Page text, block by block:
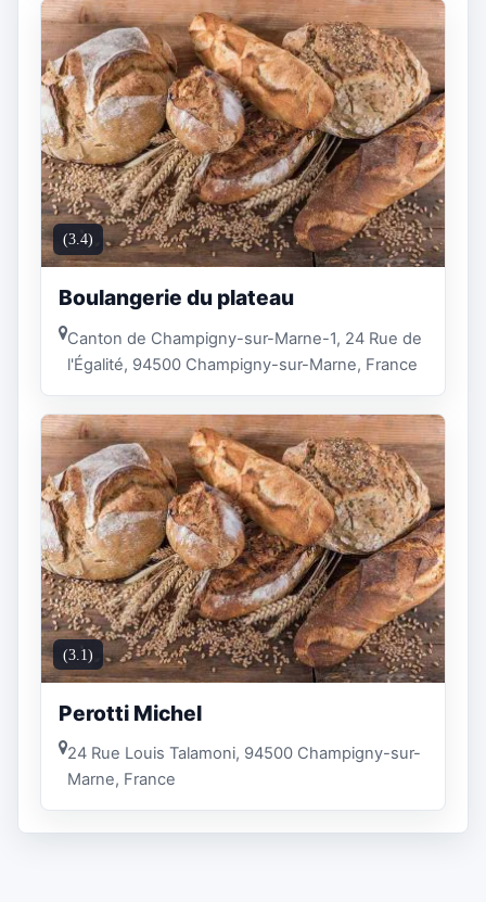
(3.4)
Boulangerie du plateau
Canton de Champigny-sur-Marne-1, 24 Rue de
l'Égalité, 94500 Champigny-sur-Marne, France
(3.1)
Perotti Michel
24 Rue Louis Talamoni, 94500 Champigny-sur-
Marne, France